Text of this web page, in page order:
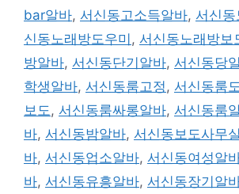
bar알바, 서신동고소득알바, 서신
신동노래방도우미 , 서신동노래방보
방알바, 서신동단기알바, 서신동당
학생알바, 서신동룸고정, 서신동룸
보도, 서신동룸싸롱알바, 서신동룸
바, 서신동밤알바, 서신동보도사무실
바, 서신동업소알바, 서신동여성알
바, 서신동유흥알바, 서신동장기알